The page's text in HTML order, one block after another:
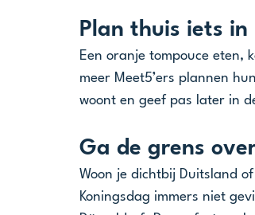
Plan thuis iets in
Een oranje tompouce eten,
meer Meet5’ers plannen
woont en geef pas later in
Ga de grens
Woon je dichtbij Duitsland
Koningsdag immers niet